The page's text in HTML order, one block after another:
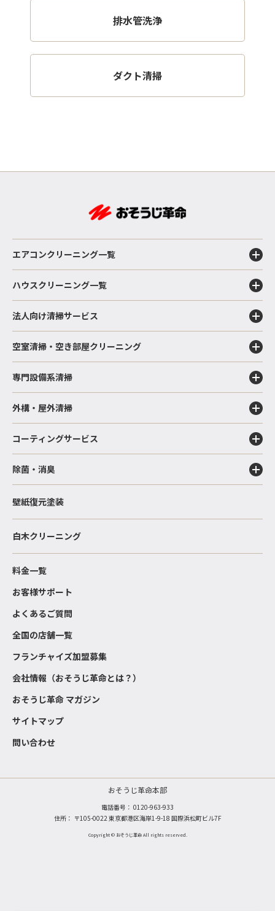
排水管洗浄
ダクト清掃
エアコンクリーニング一覧
ハウスクリーニング一覧
法人向け清掃サービス
空室清掃・空き部屋クリーニング
専門設備系清掃
外構・屋外清掃
コーティングサービス
除菌・消臭
壁紙復元塗装
白木クリーニング
料金一覧
お客様サポート
よくあるご質問
全国の店舗一覧
フランチャイズ加盟募集
会社情報（おそうじ革命とは？）
おそうじ革命 マガジン
サイトマップ
問い合わせ
おそうじ革命本部
電話番号： 0120-963-933
住所： 〒105-0022 東京都港区海岸1-9-18 国際浜松町ビル7F
Copyright © おそうじ革命 All rights reserved.